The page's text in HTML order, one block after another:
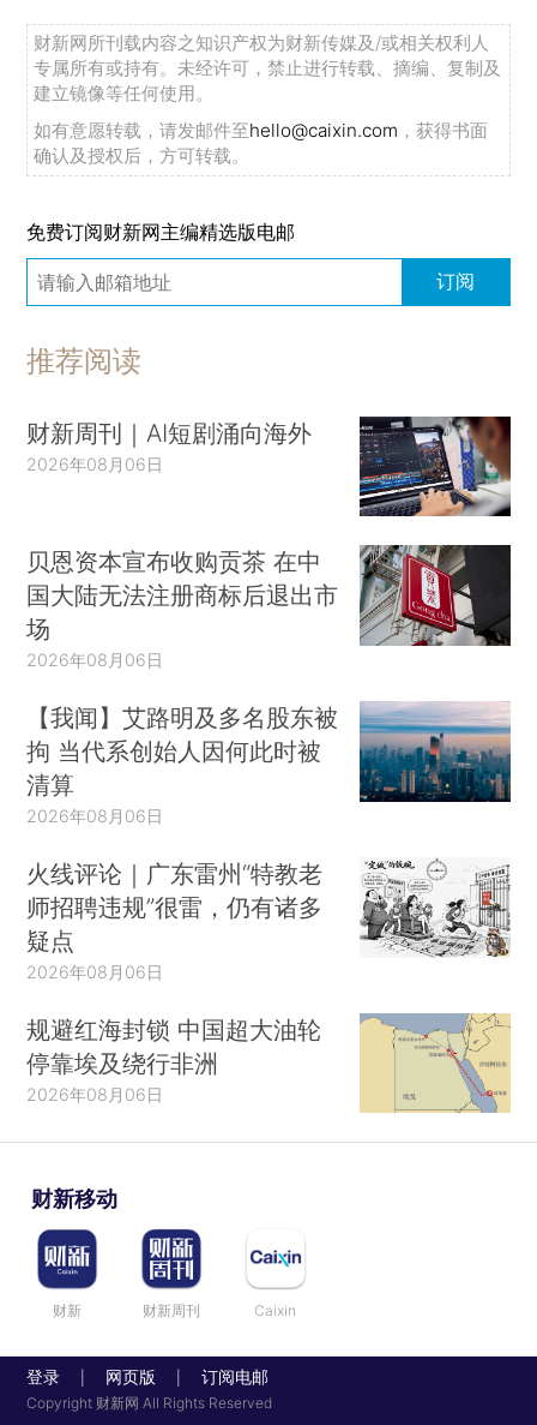
财新网所刊载内容之知识产权为财新传媒及/或相关权利人
专属所有或持有。未经许可，禁止进行转载、摘编、复制及
建立镜像等任何使用。
如有意愿转载，请发邮件至hello@caixin.com ，获得书面
确认及授权后，方可转载。
免费订阅财新网主编精选版电邮
订阅
推荐阅读
财新周刊｜AI短剧涌向海外
2026年08月06日
贝恩资本宣布收购贡茶 在中
国大陆无法注册商标后退出市
场
2026年08月06日
【我闻】艾路明及多名股东被
拘 当代系创始人因何此时被
清算
2026年08月06日
火线评论｜广东雷州“特教老
师招聘违规”很雷，仍有诸多
疑点
2026年08月06日
规避红海封锁 中国超大油轮
停靠埃及绕行非洲
2026年08月06日
财新移动
财新 财新周刊 Caixin
登录 网页版 订阅电邮
Copyright 财新网 All Rights Reserved